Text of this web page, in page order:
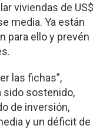
viviendas de US$
media. Ya están
para ello y prevén
las fichas”,
sido sostenido,
de inversión,
y un déficit de